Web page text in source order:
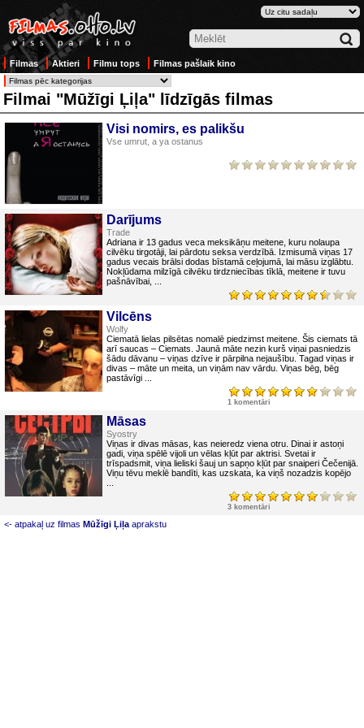
Filmas Aktieri Filmu tops Filmas pašlaik kino
Filmai "Mūžīgi Ļiļa" līdzīgās filmas
Visi nomirs, es palikšu
Vse umrut, a ya ostanus
Darījums
Trade
Adriana ir 13 gadus veca meksikāņu meitene, kuru nolaupa
cilvēku tirgotāji, lai pārdotu seksa verdzībā. Izmisumā viņas 17
gadus vecais brālsi dodas bīstamā ceļojumā, lai māsu izglābtu.
Nokļūdama milzīgā cilvēku tirdzniecības tīklā, meitene ir tuvu
pašnāvībai, ...
Vilcēns
Wolfy
Ciematā lielas pilsētas nomalē piedzimst meitene. Šis ciemats tā
arī saucas – Ciemats. Jaunā māte nezin kurš viņai pasniedzis
šādu dāvanu – viņas dzīve ir pārpilna nejaušību. Tagad viņas ir
divas – māte un meita, un viņām nav vārdu. Viņas bēg, bēg
pastāvīgi ...
1 komentāri
Māsas
Syostry
Viņas ir divas māsas, kas neieredz viena otru. Dinai ir astoņi
gadi, viņa spēlē vijoli un vēlas kļūt par aktrisi. Svetai ir
trīspadsmit, viņa lieliski šauj un sapņo kļūt par snaiperi Čečenijā.
Viņu tēvu meklē bandīti, kas uzskata, ka viņš nozadzis kopējo
3 komentāri
<- atpakaļ uz filmas Mūžīgi Ļiļa aprakstu